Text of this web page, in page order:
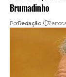
Brumadinho
PorRedação 7 anos